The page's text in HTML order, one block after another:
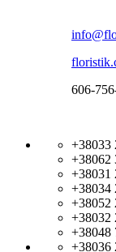
606-
+38033
+38062
+38031
+38034
+38052
+38032
+38048
+38036